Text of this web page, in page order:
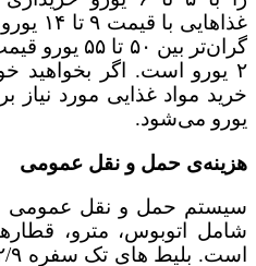
۲ یورو است. اگر بخواهید
یورو می‌شود.
هزینه‌ی حمل و نقل عمومی
شامل اتوبوس، مترو،